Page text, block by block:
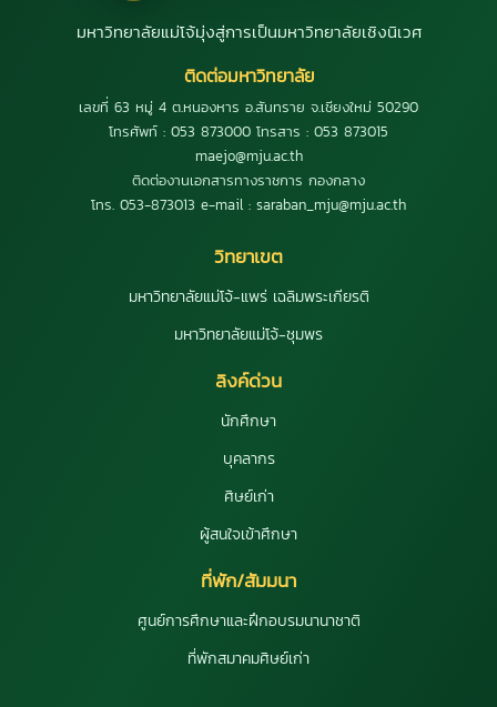
มหาวิทยาลัยแม่โจ้มุ่งสู่การเป็นมหาวิทยาลัยเชิงนิเวศ
ติดต่อมหาวิทยาลัย
เลขที่ 63 หมู่ 4 ต.หนองหาร อ.สันทราย จ.เชียงใหม่ 50290
โทรศัพท์ : 053 873000 โทรสาร : 053 873015
maejo@mju.ac.th
ติดต่องานเอกสารทางราชการ กองกลาง
โทร. 053-873013 e-mail : saraban_mju@mju.ac.th
วิทยาเขต
มหาวิทยาลัยแม่โจ้-แพร่ เฉลิมพระเกียรติ
มหาวิทยาลัยแม่โจ้-ชุมพร
ลิงค์ด่วน
นักศึกษา
บุคลากร
ศิษย์เก่า
ผู้สนใจเข้าศึกษา
ที่พัก/สัมมนา
ศูนย์การศึกษาและฝึกอบรมนานาชาติ
ที่พักสมาคมศิษย์เก่า